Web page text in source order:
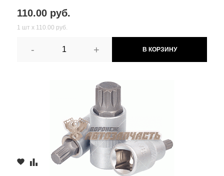
110.00 руб.
1 шт х 110.00 руб.
- + В КОРЗИНУ